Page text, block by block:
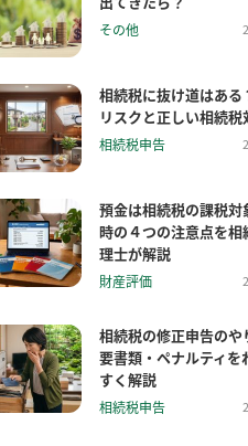
その他
相続税に抜け道はある
リスクと正しい相続税
相続税申告
預金は相続税の課税対
時の４つの注意点を相
理士が解説
財産評価
相続税の修正申告のや
要書類・ペナルティを
すく解説
相続税申告